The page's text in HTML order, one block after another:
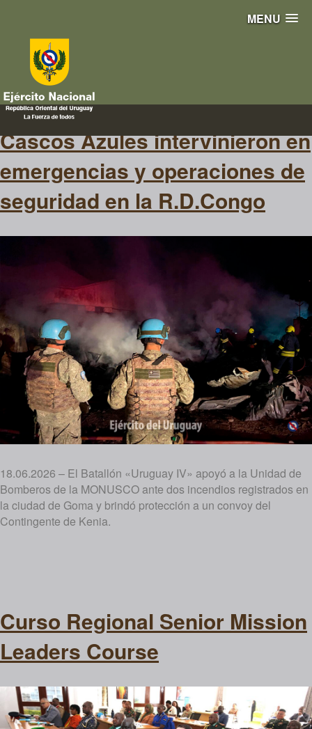
MENU
Kenia
Cascos Azules intervinieron en
emergencias y operaciones de
seguridad en la R.D.Congo
18.06.2026 – El Batallón «Uruguay IV» apoyó a la Unidad de
Bomberos de la MONUSCO ante dos incendios registrados en
la ciudad de Goma y brindó protección a un convoy del
Contingente de Kenia.
Curso Regional Senior Mission
Leaders Course